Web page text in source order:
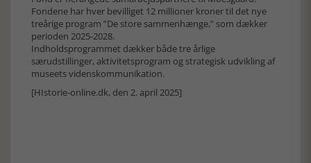
Fondene har hver bevilliget 12 millioner kroner til det nye
treårige program ”De store sammenhænge,” som dækker
perioden 2025-2028.
Indholdsprogrammet dækker både tre årlige
særudstillinger, aktivitetsprogram og strategisk udvikling af
museets videnskommunikation.
[HIstorie-online.dk, den 2. april 2025]